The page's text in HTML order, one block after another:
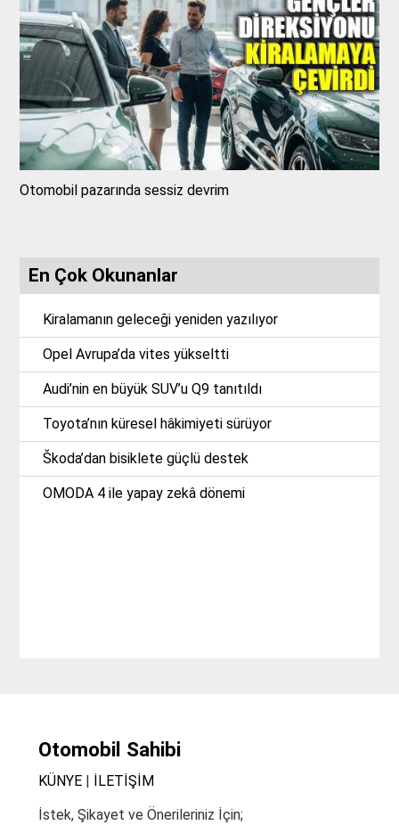
Otomobil pazarında sessiz devrim
En Çok Okunanlar
Kiralamanın geleceği yeniden yazılıyor
Opel Avrupa’da vites yükseltti
Audi’nin en büyük SUV’u Q9 tanıtıldı
Toyota’nın küresel hâkimiyeti sürüyor
Škoda’dan bisiklete güçlü destek
OMODA 4 ile yapay zekâ dönemi
Otomobil Sahibi
KÜNYE| İLETİŞİM
İstek, Şikayet ve Önerileriniz İçin;